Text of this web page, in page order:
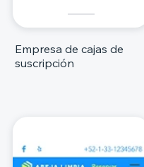
Empresa de cajas de
suscripción